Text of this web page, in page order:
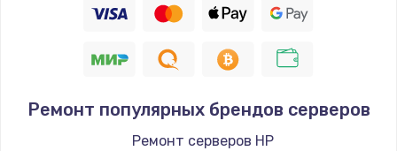
Ремонт популярных брендов серверов
Ремонт серверов HP